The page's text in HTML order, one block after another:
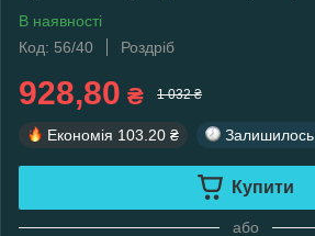
В наявності
Код: 56/40
Роздріб
928,80 ₴ 1 032 ₴
Економія 103.20 ₴ Залишилось
Купити
або